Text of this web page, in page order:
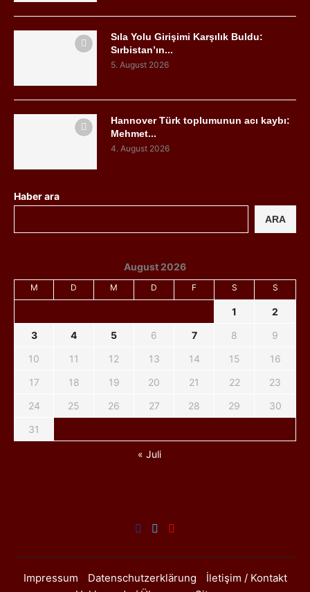
Sıla Yolu Girişimi Karşılık Buldu:
Sırbistan’ın...
5. August 2026
Hannover Türk toplumunun acı kaybı:
Mehmet...
4. August 2026
Haber ara
ARA
August 2026
M D M D F S S
1
2
3
4 5 6 7 8
9
10
11 12 13 14 15
16
17
18 19 20 21 22
23
24
25 26 27 28 29
30
31
« Juli
Impressum Datenschutzerklärung
İletişim / Kontakt